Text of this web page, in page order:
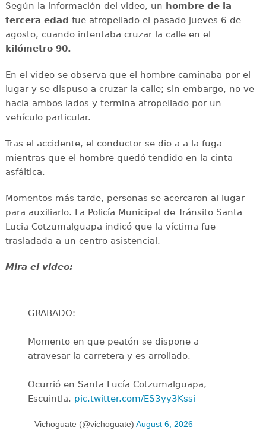
Según la información del video, un hombre de la
tercera edad fue atropellado el pasado jueves 6 de
agosto, cuando intentaba cruzar la calle en el
kilómetro 90.
En el video se observa que el hombre caminaba por el
lugar y se dispuso a cruzar la calle; sin embargo, no ve
hacia ambos lados y termina atropellado por un
vehículo particular.
Tras el accidente, el conductor se dio a a la fuga
mientras que el hombre quedó tendido en la cinta
asfáltica.
Momentos más tarde, personas se acercaron al lugar
para auxiliarlo. La Policía Municipal de Tránsito Santa
Lucia Cotzumalguapa indicó que la víctima fue
trasladada a un centro asistencial.
Mira el video:
GRABADO:
Momento en que peatón se dispone a
atravesar la carretera y es arrollado.
Ocurrió en Santa Lucía Cotzumalguapa,
Escuintla. pic.twitter.com/ES3yy3Kssi
— Vichoguate (@vichoguate) August 6, 2026